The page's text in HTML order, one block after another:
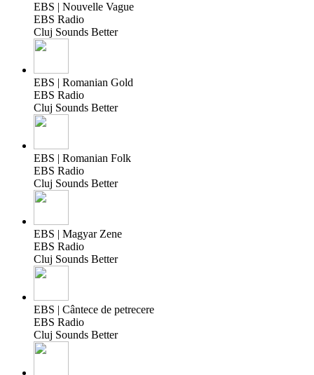
EBS | Nouvelle Vague
EBS Radio
Cluj Sounds Better
EBS | Romanian Gold
EBS Radio
Cluj Sounds Better
EBS | Romanian Folk
EBS Radio
Cluj Sounds Better
EBS | Magyar Zene
EBS Radio
Cluj Sounds Better
EBS | Cântece de petrecere
EBS Radio
Cluj Sounds Better